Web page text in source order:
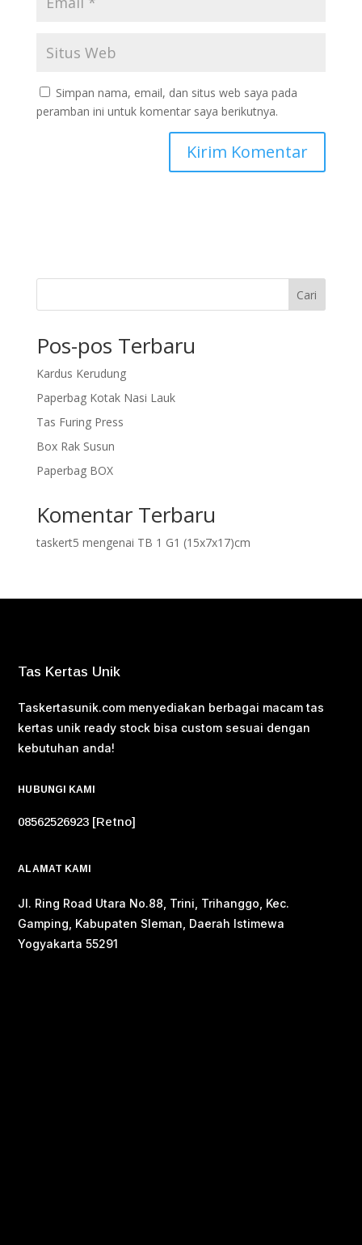
Simpan nama, email, dan situs web saya pada
peramban ini untuk komentar saya berikutnya.
Cari
Pos-pos Terbaru
Kardus Kerudung
Paperbag Kotak Nasi Lauk
Tas Furing Press
Box Rak Susun
Paperbag BOX
Komentar Terbaru
taskert5 mengenai TB 1 G1 (15x7x17)cm
Tas Kertas Unik
Taskertasunik.com menyediakan berbagai macam tas
kertas unik ready stock bisa custom sesuai dengan
kebutuhan anda!
HUBUNGI KAMI
08562526923 [Retno]
ALAMAT KAMI
Jl. Ring Road Utara No.88, Trini, Trihanggo, Kec.
Gamping, Kabupaten Sleman, Daerah Istimewa
Yogyakarta 55291